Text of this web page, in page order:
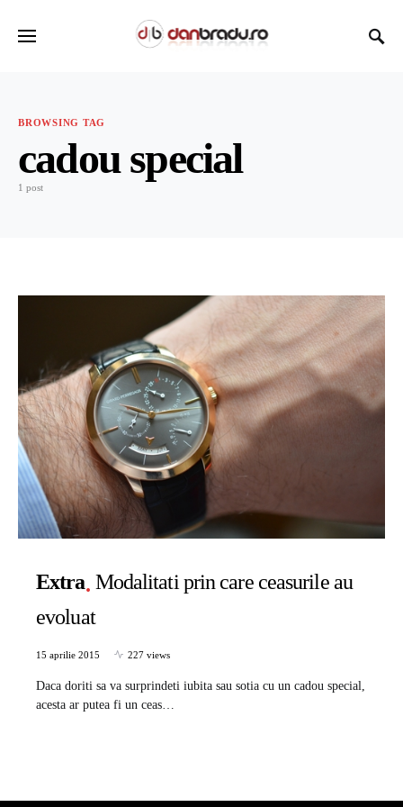
BROWSING TAG
cadou special
1 post
Extra Modalitati prin care ceasurile au
evoluat
15 aprilie 2015 227 views
Daca doriti sa va surprindeti iubita sau sotia cu un cadou special,
acesta ar putea fi un ceas…